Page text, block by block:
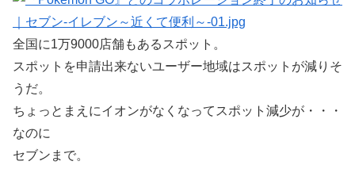
全国に1万9000店舗もあるスポット。
スポットを申請出来ないユーザー地域はスポットが減りそ
うだ。
ちょっとまえにイオンがなくなってスポット減少が・・・
なのに
セブンまで。